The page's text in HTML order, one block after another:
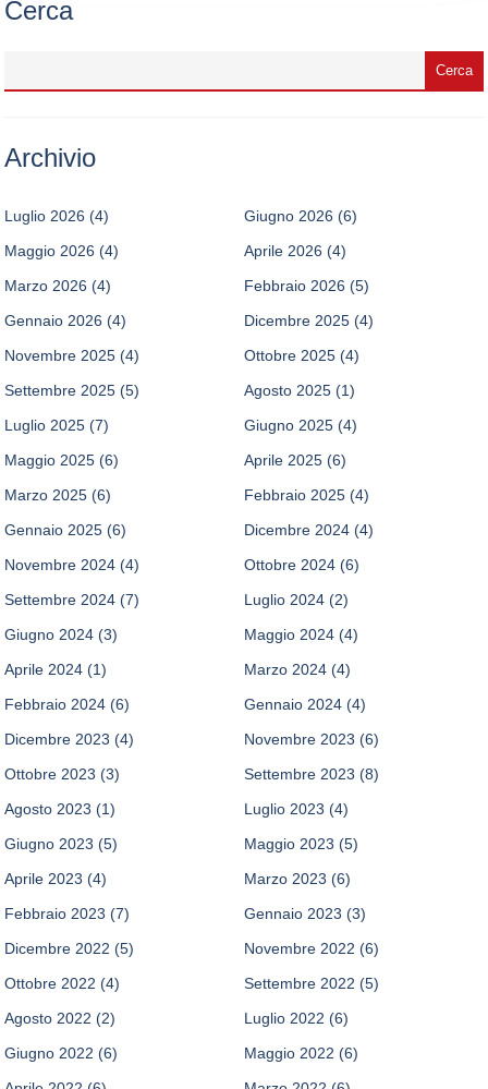
Cerca
Archivio
Luglio 2026 (4) Giugno 2026 (6)
Maggio 2026 (4) Aprile 2026 (4)
Marzo 2026 (4) Febbraio 2026 (5)
Gennaio 2026 (4) Dicembre 2025 (4)
Novembre 2025 (4) Ottobre 2025 (4)
Settembre 2025 (5) Agosto 2025 (1)
Luglio 2025 (7) Giugno 2025 (4)
Maggio 2025 (6) Aprile 2025 (6)
Marzo 2025 (6) Febbraio 2025 (4)
Gennaio 2025 (6) Dicembre 2024 (4)
Novembre 2024 (4) Ottobre 2024 (6)
Settembre 2024 (7) Luglio 2024 (2)
Giugno 2024 (3) Maggio 2024 (4)
Aprile 2024 (1) Marzo 2024 (4)
Febbraio 2024 (6) Gennaio 2024 (4)
Dicembre 2023 (4) Novembre 2023 (6)
Ottobre 2023 (3) Settembre 2023 (8)
Agosto 2023 (1) Luglio 2023 (4)
Giugno 2023 (5) Maggio 2023 (5)
Aprile 2023 (4) Marzo 2023 (6)
Febbraio 2023 (7) Gennaio 2023 (3)
Dicembre 2022 (5) Novembre 2022 (6)
Ottobre 2022 (4) Settembre 2022 (5)
Agosto 2022 (2) Luglio 2022 (6)
Giugno 2022 (6) Maggio 2022 (6)